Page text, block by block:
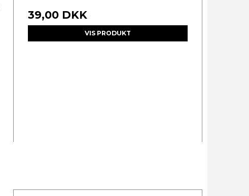
39,00 DKK
VIS PRODUKT